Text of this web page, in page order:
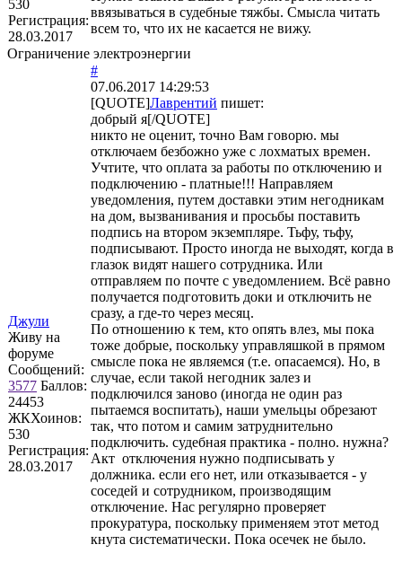
530
Регистрация:
28.03.2017
ввязываться в судебные тяжбы. Смысла читать
всем то, что их не касается не вижу.
Ограничение электроэнергии
Джули
Живу на
форуме
Сообщений:
3577 Баллов:
24453
ЖКХоинов:
530
Регистрация:
28.03.2017
#
07.06.2017 14:29:53
[QUOTE]Лаврентий пишет:
добрый я[/QUOTE]
никто не оценит, точно Вам говорю. мы
отключаем безбожно уже с лохматых времен.
Учтите, что оплата за работы по отключению и
подключению - платные!!! Направляем
уведомления, путем доставки этим негодникам
на дом, вызванивания и просьбы поставить
подпись на втором экземпляре. Тьфу, тьфу,
подписывают. Просто иногда не выходят, когда в
глазок видят нашего сотрудника. Или
отправляем по почте с уведомлением. Всё равно
получается подготовить доки и отключить не
сразу, а где-то через месяц.
По отношению к тем, кто опять влез, мы пока
тоже добрые, поскольку управляшкой в прямом
смысле пока не являемся (т.е. опасаемся). Но, в
случае, если такой негодник залез и
подключился заново (иногда не один раз
пытаемся воспитать), наши умельцы обрезают
так, что потом и самим затруднительно
подключить. судебная практика - полно. нужна?
Акт отключения нужно подписывать у
должника. если его нет, или отказывается - у
соседей и сотрудником, производящим
отключение. Нас регулярно проверяет
прокуратура, поскольку применяем этот метод
кнута систематически. Пока осечек не было.